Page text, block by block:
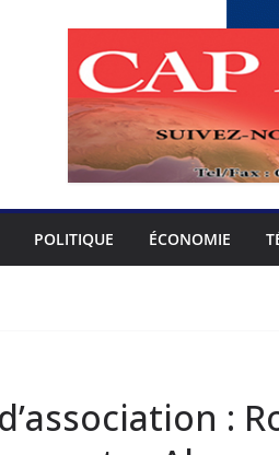
POLITIQUE ÉCONOMIE
: